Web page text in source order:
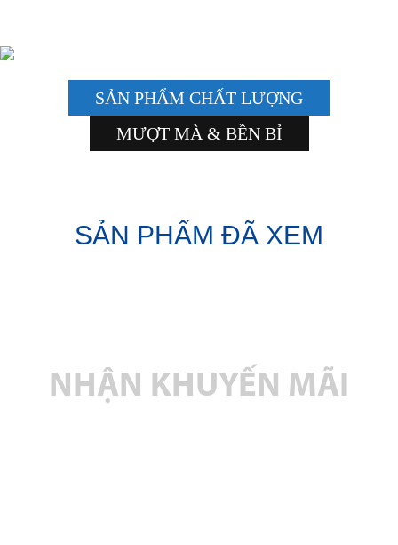
SẢN PHẨM CHẤT LƯỢNG
MƯỢT MÀ & BỀN BỈ
SẢN PHẨM ĐÃ XEM
NHẬN KHUYẾN MÃI